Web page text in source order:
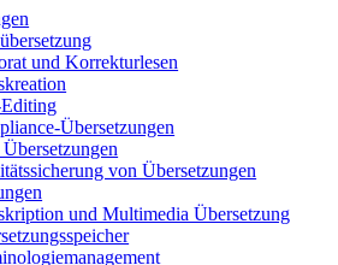
und Korrekturlesen
Übersetzungen
von Übersetzungen
und Multimedia Übersetzung